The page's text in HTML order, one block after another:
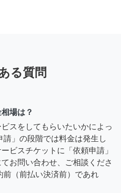
る質問
場は？
スをしてもらいたいかによっ
」の段階では料金は発生し
ビスチケットに「依頼申請」
お問い合わせ、ご相談くださ
（前払い決済前）であれ